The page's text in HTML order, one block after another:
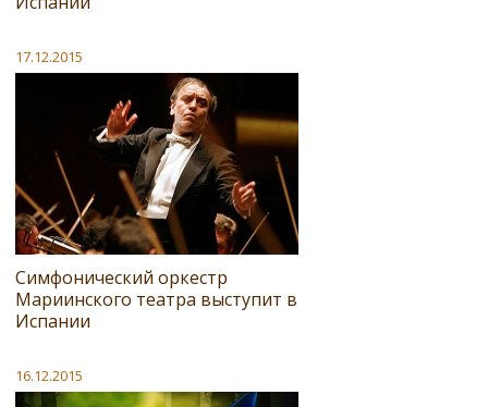
17.12.2015
Симфонический оркестр
Мариинского театра выступит в
Испании
16.12.2015